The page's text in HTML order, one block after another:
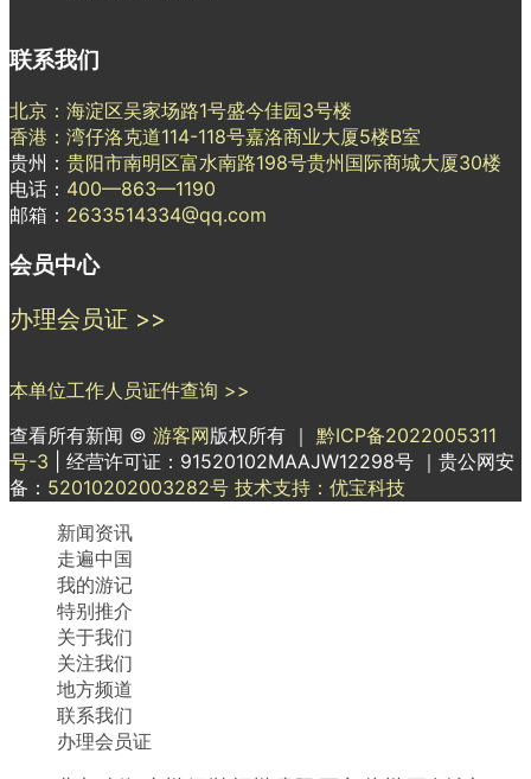
联系我们
北京：海淀区吴家场路1号盛今佳园3号楼
香港：湾仔洛克道114-118号嘉洛商业大厦5楼B室
贵州： 贵阳市南明区富水南路198号贵州国际商城大厦30楼
电话： 400—863—1190
邮箱： 2633514334@qq.com
会员中心
办理会员证 >>
本单位工作人员证件查询 >>
查看所有新闻 © 游客网版权所有 ｜ 黔ICP备2022005311
号-3
| 经营许可证：91520102MAAJW12298号 ｜贵公网安
备： 52010202003282号 技术支持：优宝科技
新闻资讯
走遍中国
我的游记
特别推介
关于我们
关注我们
地方频道
联系我们
办理会员证